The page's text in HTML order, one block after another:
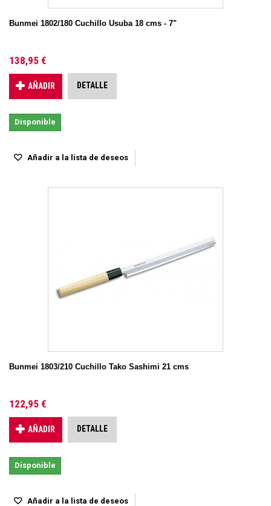
Bunmei 1802/180 Cuchillo Usuba 18 cms - 7"
138,95 €
AÑADIR DETALLE
Disponible
Añadir a la lista de deseos
Bunmei 1803/210 Cuchillo Tako Sashimi 21 cms
122,95 €
AÑADIR DETALLE
Disponible
Añadir a la lista de deseos